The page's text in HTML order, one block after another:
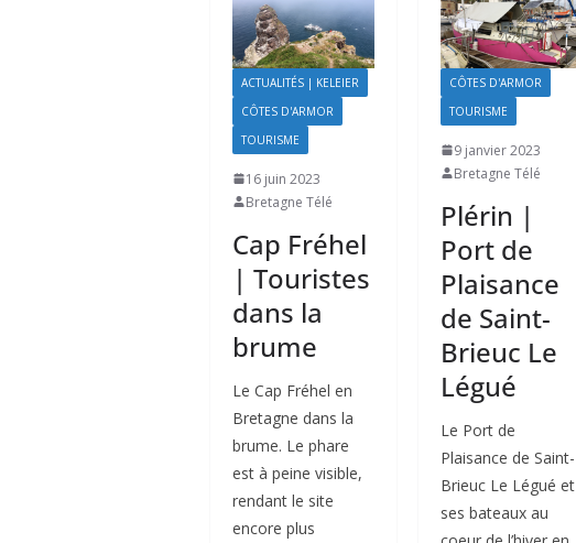
ACTUALITÉS | KELEIER
CÔTES D'ARMOR
TOURISME
16 juin 2023
Bretagne Télé
Cap Fréhel
| Touristes
dans la
brume
Le Cap Fréhel en
Bretagne dans la
brume. Le phare
est à peine visible,
rendant le site
encore plus
CÔTES D'ARMOR
TOURISME
9 janvier 2023
Bretagne Télé
Plérin |
Port de
Plaisance
de Saint-
Brieuc Le
Légué
Le Port de
Plaisance de Saint-
Brieuc Le Légué et
ses bateaux au